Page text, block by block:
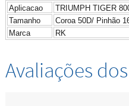
Aplicacao
TRIUMPH TIGER
Tamanho
Coroa 50D/ Pinhão
Marca
RK
Avaliações